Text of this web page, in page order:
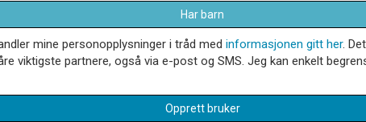
Har barn
mine personopplysninger i tråd med informasjonen gitt her.
viktigste partnere, også via e-post og SMS. Jeg kan enkelt
Opprett bruker